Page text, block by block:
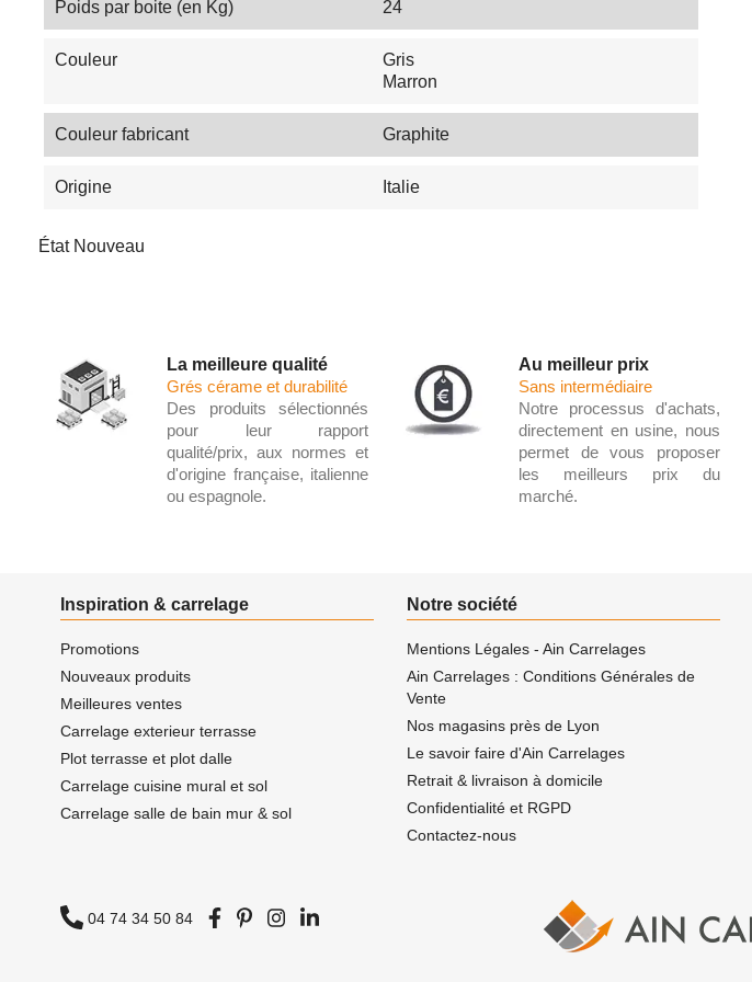
Poids par boite (en Kg) 24
Couleur
Gris
Marron
Couleur fabricant Graphite
Origine Italie
État Nouveau
La meilleure qualité
Grés cérame et durabilité
Des produits sélectionnés
pour leur rapport
qualité/prix, aux normes et
d'origine française, italienne
ou espagnole.
Au meilleur prix
Sans intermédiaire
Notre processus d'achats,
directement en usine, nous
permet de vous proposer
les meilleurs prix du
marché.
Inspiration & carrelage
Promotions
Nouveaux produits
Meilleures ventes
Carrelage exterieur terrasse
Plot terrasse et plot dalle
Carrelage cuisine mural et sol
Carrelage salle de bain mur & sol
Notre société
Mentions Légales - Ain Carrelages
Ain Carrelages : Conditions Générales de
Vente
Nos magasins près de Lyon
Le savoir faire d'Ain Carrelages
Retrait & livraison à domicile
Confidentialité et RGPD
Contactez-nous
04 74 34 50 84